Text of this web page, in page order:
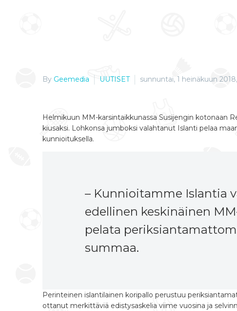
By Geemedia UUTISET sunnuntai, 1 heinäkuun 2018,
Helmikuun MM-karsintaikkunassa Susijengin kotonaan
kiusaksi. Lohkonsa jumboksi valahtanut Islanti pelaa
kunnioituksella.
– Kunnioitamme Islantia
edellinen keskinäinen
pelata
summaa.
Perinteinen islantilainen koripallo perustuu
ottanut merkittäviä edistysaskelia viime vuosina ja